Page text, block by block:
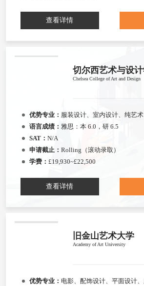
查看详情
切尔西艺术与设
Chelsea College of Art and Design
优势专业： 服装设计、室内设计、纯艺
语言成绩： 雅思：本 6.0，研 6.5
SAT： N/A
申请截止： Rolling（滚动录取）
学费： £19,930~£22,500
查看详情
旧金山艺术大学
Academy of Art University
优势专业： 电影、配饰设计、平面设计